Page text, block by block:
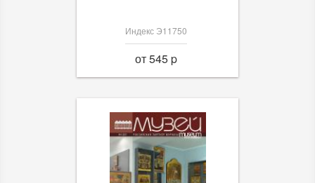
Индекс Э11750
от 545 p